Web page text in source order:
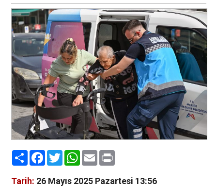
PaylaşFacebook
TwitterWhatsApp
EmailPrint
Tarih: 26 Mayıs 2025 Pazartesi 13:56